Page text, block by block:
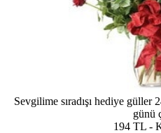
Sevgilime sıradışı hediye
günü
194 TL -